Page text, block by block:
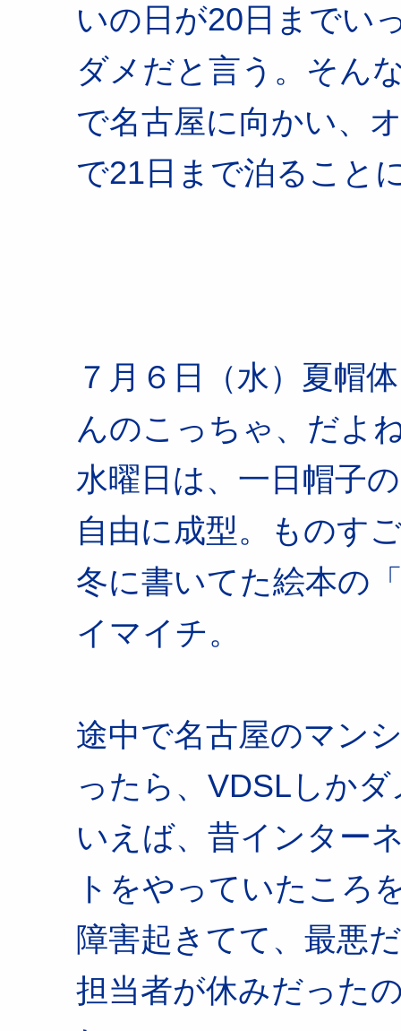
いの日が20日までい
ダメだと言う。そん
で名古屋に向かい、
で21日まで泊ること
７月６日（水）夏帽
んのこっちゃ、だよ
水曜日は、一日帽子
自由に成型。ものす
冬に書いてた絵本の
イマイチ。
途中で名古屋のマン
ったら、VDSLしか
いえば、昔インター
トをやっていたころ
障害起きてて、最悪
担当者が休みだった